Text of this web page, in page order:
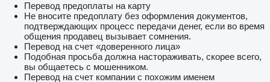
Перевод предоплаты на карту
Не вносите предоплату без оформления документов,
подтверждающих процесс передачи денег, если во время
общения продавец вызывает сомнения.
Перевод на счет «доверенного лица»
Подобная просьба должна настораживать, скорее всего,
вы общаетесь с мошенником.
Перевод на счет компании с похожим именем